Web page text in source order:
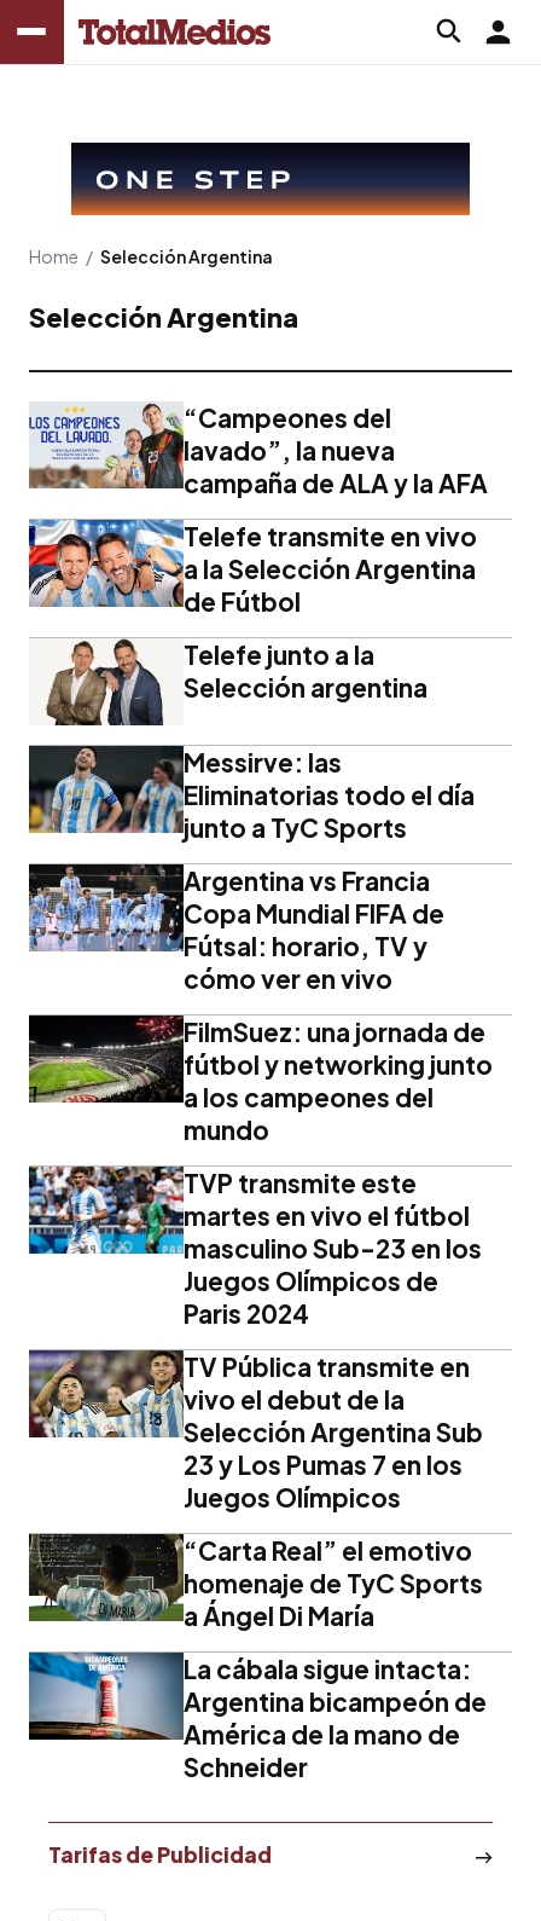
Home / Selección Argentina
Selección Argentina
“Campeones del
lavado”, la nueva
campaña de ALA y la AFA
Telefe transmite en vivo
a la Selección Argentina
de Fútbol
Telefe junto a la
Selección argentina
Messirve: las
Eliminatorias todo el día
junto a TyC Sports
Argentina vs Francia
Copa Mundial FIFA de
Fútsal: horario, TV y
cómo ver en vivo
FilmSuez: una jornada de
fútbol y networking junto
a los campeones del
mundo
TVP transmite este
martes en vivo el fútbol
masculino Sub-23 en los
Juegos Olímpicos de
Paris 2024
TV Pública transmite en
vivo el debut de la
Selección Argentina Sub
23 y Los Pumas 7 en los
Juegos Olímpicos
“Carta Real” el emotivo
homenaje de TyC Sports
a Ángel Di María
La cábala sigue intacta:
Argentina bicampeón de
América de la mano de
Schneider
Tarifas de Publicidad